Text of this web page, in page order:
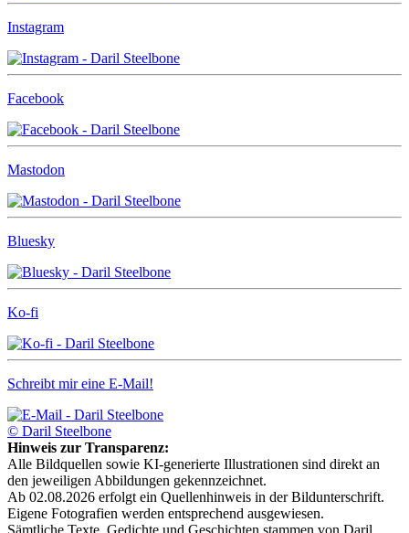
Instagram
Facebook
Mastodon
Bluesky
Ko-fi
Schreibt mir eine E-Mail!
© Daril Steelbone
Hinweis zur Transparenz:
Alle Bildquellen sowie KI-generierte Illustrationen sind direkt an
den jeweiligen Abbildungen gekennzeichnet.
Ab 02.08.2026 erfolgt ein Quellenhinweis in der Bildunterschrift.
Eigene Fotografien werden entsprechend ausgewiesen.
Sämtliche Texte, Gedichte und Geschichten stammen von Daril